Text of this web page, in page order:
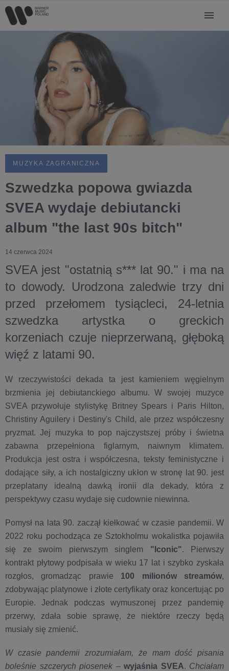
MUZYKA ZAGRANICZNA
Szwedzka popowa gwiazda
SVEA wydaje debiutancki
album "the last 90s bitch"
14 czerwca 2024
SVEA jest "ostatnią s*** lat 90." i ma na
to dowody. Urodzona zaledwie trzy dni
przed przełomem tysiącleci, 24-letnia
szwedzka artystka o greckich
korzeniach czuje nieprzerwaną, głęboką
więź z latami 90.
W rzeczywistości dekada ta jest kamieniem węgielnym
brzmienia jej debiutanckiego albumu. W swojej muzyce
SVEA przywołuje stylistykę Britney Spears i Paris Hilton,
Christiny Aguilery i Destiny's Child, ale przez współczesny
pryzmat. Jej muzyka to pop najczystszej próby i świetna
zabawna przepełniona figlarnym, naiwnym klimatem.
Produkcja jest ostra i współczesna, teksty feministyczne i
dodające siły, a ich nostalgiczny ukłon w stronę lat 90. jest
przeplatany idealną dawką ironii dla dekady, która z
perspektywy czasu wydaje się cudownie niewinna.
Pomysł na lata 90. zaczął kiełkować w czasie pandemii. W
2022 roku pochodząca ze Sztokholmu wokalistka pojawiła
się ze swoim pierwszym singlem "Iconic". Pierwszy
kontrakt płytowy podpisała w wieku 17 lat i szybko zyskała
rozgłos, gromadząc prawie 100 milionów streamów,
zdobywając platynowe i złote certyfikaty oraz koncertując po
Europie. Jednak podczas wymuszonej przez pandemię
przerwy, zdała sobie sprawę, że niektóre rzeczy będą
musiały się zmienić.
W czasie pandemii zrozumiałam, że mam dość pisania
boleśnie szczerych piosenek – wyjaśnia SVEA. Chciałam